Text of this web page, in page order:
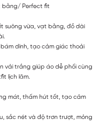
bằng/ Perfect fit
suông vừa, vạt bằng, đồ dài
dính, tạo cảm giác thoải
vải trắng giúp áo dễ phối cùng
lịch lãm.
mát, thấm hút tốt, tạo cảm
sắc nét và độ trơn trượt, mỏng